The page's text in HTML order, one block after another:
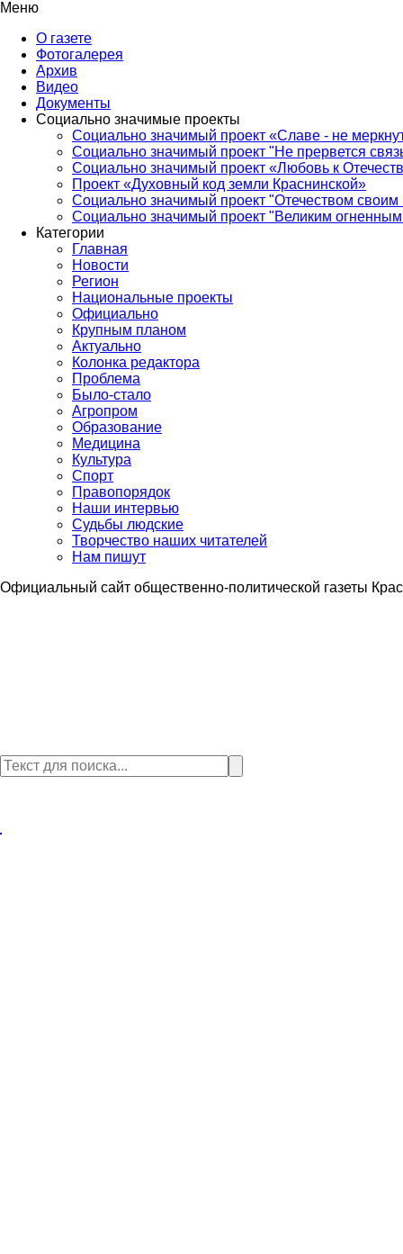
Меню
О газете
Фотогалерея
Архив
Видео
Документы
Социально значимые проекты
Социально значимый проект «Славе - не
Социально значимый проект "Не прервется
Социально значимый проект «Любовь к
Проект «Духовный код земли Краснинской»
Социально значимый проект "Отечеством своим
Социально значимый проект "Великим
Категории
Главная
Новости
Регион
Национальные проекты
Официально
Крупным планом
Актуально
Колонка редактора
Проблема
Было-стало
Агропром
Образование
Медицина
Культура
Спорт
Правопорядок
Наши интервью
Судьбы людские
Творчество наших читателей
Нам пишут
Официальный сайт общественно-политической газеты